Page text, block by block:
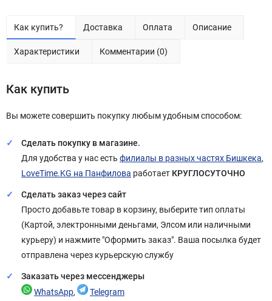
Как купить? Доставка Оплата Описание
Характеристики Комментарии (0)
Как купить
Вы можете совершить покупку любым удобным способом:
Сделать покупку в магазине.
Для удобства у нас есть филиалы в разных частях Бишкека,
LoveTime.KG на Панфилова работает КРУГЛОСУТОЧНО
Сделать заказ через сайт
Просто добавьте товар в корзину, выберите тип оплаты
(Картой, электронными деньгами, Элсом или наличными
курьеру) и нажмите "Оформить заказ". Ваша посылка будет
отправлена через курьерскую службу
Заказать через мессенджеры
WhatsApp,
Telegram